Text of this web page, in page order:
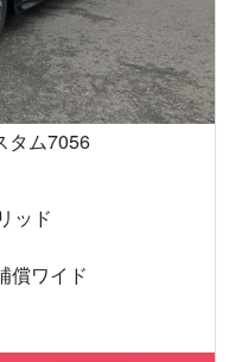
タム7056
ッド
償ワイド